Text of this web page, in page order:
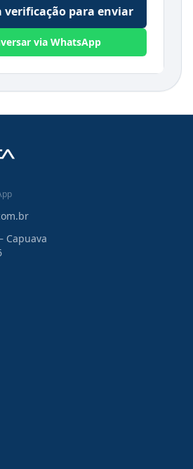
verificação para enviar
via WhatsApp
Capuava